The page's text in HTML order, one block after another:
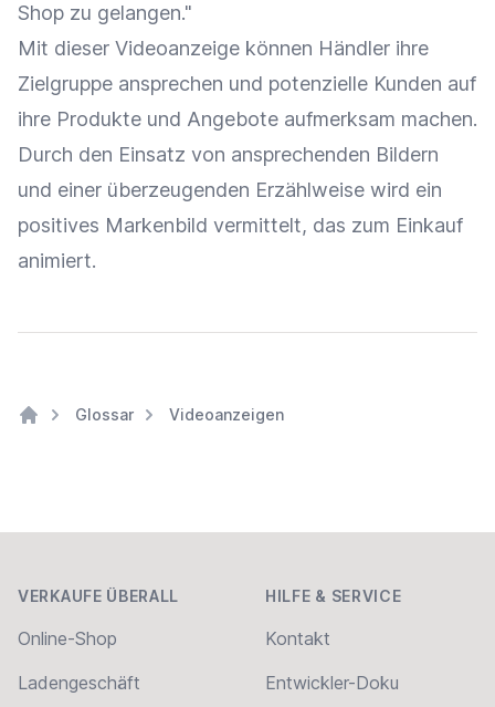
Shop zu gelangen."
Mit dieser Videoanzeige können Händler ihre
Zielgruppe ansprechen und potenzielle Kunden auf
ihre Produkte und Angebote aufmerksam machen.
Durch den Einsatz von ansprechenden Bildern
und einer überzeugenden Erzählweise wird ein
positives Markenbild vermittelt, das zum Einkauf
animiert.
Glossar Videoanzeigen
VERKAUFE ÜBERALL
Online-Shop
Ladengeschäft
HILFE & SERVICE
Kontakt
Entwickler-Doku